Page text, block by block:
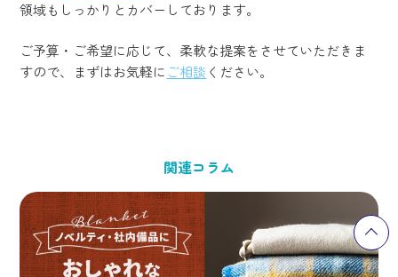
領域もしっかりとカバーしております。
ご予算・ご希望に応じて、柔軟な提案をさせていただきま
すので、まずはお気軽に ご相談 ください。
関連コラム